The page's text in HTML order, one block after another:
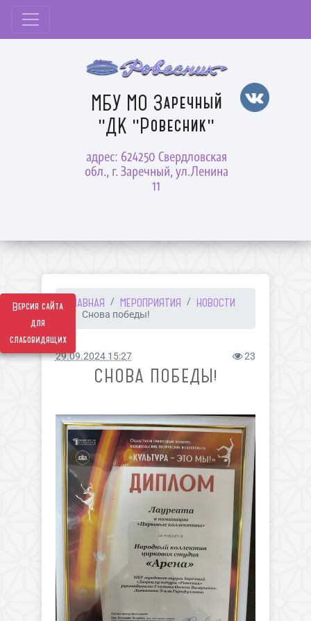
Версия сайта
для
слабовидящих
МБУ МО Заречный
"ДК "Ровесник"
адрес: 624250 Свердловская
обл., г. Заречный, ул.Ленина
11
ГЛАВНАЯ МЕРОПРИЯТИЯ НОВОСТИ
Снова победы!
29.09.2024 15:27 23
СНОВА ПОБЕДЫ!